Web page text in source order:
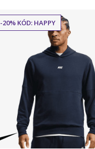
-20% KÓD: HAPPY